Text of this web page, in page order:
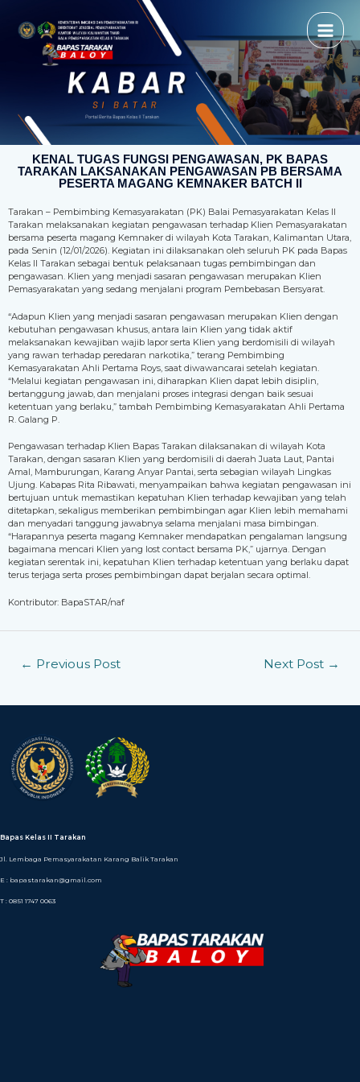
KENAL TUGAS FUNGSI PENGAWASAN, PK BAPAS
TARAKAN LAKSANAKAN PENGAWASAN PB BERSAMA
PESERTA MAGANG KEMNAKER BATCH II
Tarakan – Pembimbing Kemasyarakatan (PK) Balai Pemasyarakatan Kelas II
Tarakan melaksanakan kegiatan pengawasan terhadap Klien Pemasyarakatan
bersama peserta magang Kemnaker di wilayah Kota Tarakan, Kalimantan Utara,
pada Senin (12/01/2026). Kegiatan ini dilaksanakan oleh seluruh PK pada Bapas
Kelas II Tarakan sebagai bentuk pelaksanaan tugas pembimbingan dan
pengawasan. Klien yang menjadi sasaran pengawasan merupakan Klien
Pemasyarakatan yang sedang menjalani program Pembebasan Bersyarat.
“Adapun Klien yang menjadi sasaran pengawasan merupakan Klien dengan
kebutuhan pengawasan khusus, antara lain Klien yang tidak aktif
melaksanakan kewajiban wajib lapor serta Klien yang berdomisili di wilayah
yang rawan terhadap peredaran narkotika,” terang Pembimbing
Kemasyarakatan Ahli Pertama Roys, saat diwawancarai setelah kegiatan.
“Melalui kegiatan pengawasan ini, diharapkan Klien dapat lebih disiplin,
bertanggung jawab, dan menjalani proses integrasi dengan baik sesuai
ketentuan yang berlaku,” tambah Pembimbing Kemasyarakatan Ahli Pertama
R. Galang P.
Pengawasan terhadap Klien Bapas Tarakan dilaksanakan di wilayah Kota
Tarakan, dengan sasaran Klien yang berdomisili di daerah Juata Laut, Pantai
Amal, Mamburungan, Karang Anyar Pantai, serta sebagian wilayah Lingkas
Ujung. Kabapas Rita Ribawati, menyampaikan bahwa kegiatan pengawasan ini
bertujuan untuk memastikan kepatuhan Klien terhadap kewajiban yang telah
ditetapkan, sekaligus memberikan pembimbingan agar Klien lebih memahami
dan menyadari tanggung jawabnya selama menjalani masa bimbingan.
“Harapannya peserta magang Kemnaker mendapatkan pengalaman langsung
bagaimana mencari Klien yang lost contact bersama PK,” ujarnya. Dengan
kegiatan serentak ini, kepatuhan Klien terhadap ketentuan yang berlaku dapat
terus terjaga serta proses pembimbingan dapat berjalan secara optimal.
Kontributor: BapaSTAR/naf
← Previous Post Next Post →
Bapas Kelas II Tarakan
Jl. Lembaga Pemasyarakatan Karang Balik Tarakan
E : bapastarakan@gmail.com
T : 0851 1747 0063